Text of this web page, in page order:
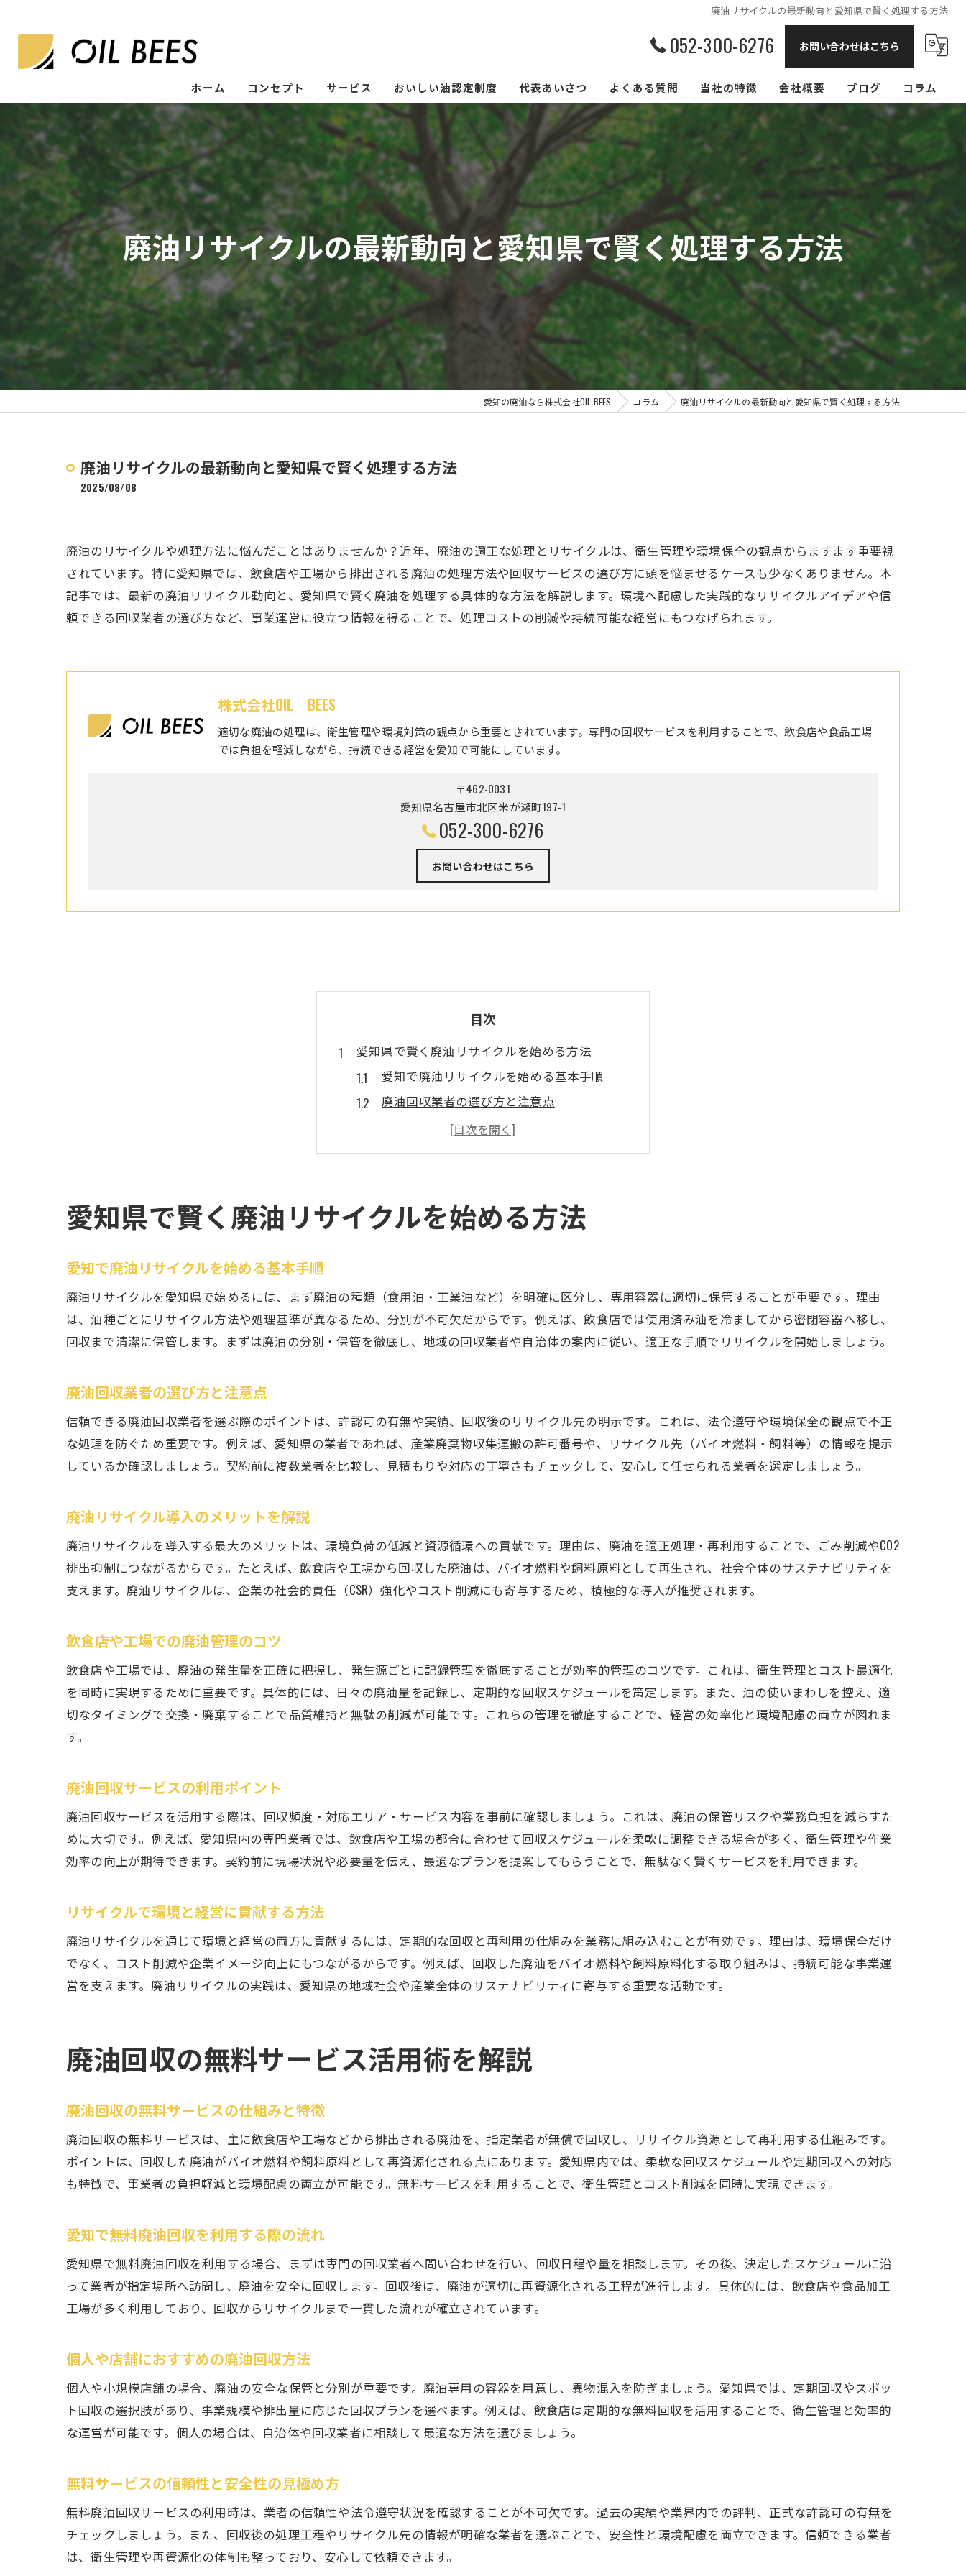
廃油リサイクルの最新動向と愛知県で賢く処理する方法
052-300-6276 お問い合わせはこちら
ホーム コンセプト サービス おいしい油認定制度 代表あいさつ よくある質問 当社の特徴
リサイクル
回収
買取
大阪
会社概要 ブログ コラム
廃油リサイクルの最新動向と愛知県で賢く処理する方法
愛知の廃油なら株式会社OIL BEES コラム 廃油リサイクルの最新動向と愛知県で賢く処理する方法
廃油リサイクルの最新動向と愛知県で賢く処理する方法
2025/08/08
廃油のリサイクルや処理方法に悩んだことはありませんか？近年、廃油の適正な処理とリサイクルは、衛生管理や環境保全の観点からますます重要視
されています。特に愛知県では、飲食店や工場から排出される廃油の処理方法や回収サービスの選び方に頭を悩ませるケースも少なくありません。本
記事では、最新の廃油リサイクル動向と、愛知県で賢く廃油を処理する具体的な方法を解説します。環境へ配慮した実践的なリサイクルアイデアや信
頼できる回収業者の選び方など、事業運営に役立つ情報を得ることで、処理コストの削減や持続可能な経営にもつなげられます。
株式会社OIL BEES
適切な廃油の処理は、衛生管理や環境対策の観点から重要とされています。専門の回収サービスを利用することで、飲食店や食品工場
では負担を軽減しながら、持続できる経営を愛知で可能にしています。
〒462-0031
愛知県名古屋市北区米が瀬町197-1
052-300-6276
お問い合わせはこちら
目次
愛知県で賢く廃油リサイクルを始める方法
愛知で廃油リサイクルを始める基本手順
廃油回収業者の選び方と注意点
廃油リサイクル導入のメリットを解説
飲食店や工場での廃油管理のコツ
リサイクルで環境と経営に貢献する方法
廃油回収の無料サービス活用術を解説
個人や店舗におすすめの廃油回収方法
無料サービスの信頼性と安全性の見極め方
廃油回収を無料で依頼する際の注意点
廃油リサイクルが環境保全に与える影響
SDGsにもつながる廃油リサイクルの現状
廃油リサイクルの最新動向と導入事例
愛知で広がる廃油リサイクルの取り組み
エンジンオイルも対応可能な廃油回収術
エンジンオイル廃油回収業者の選び方
自動車整備時の廃油処理で気をつける点
業者選びで確認すべき廃油回収実績
廃油処理の安全性と適正管理の重要性
個人でもできる愛知の廃油リサイクル実践法
家庭でできる廃油リサイクルの基本知識
個人でも簡単な廃油回収のやり方を紹介
廃油を持ち込み回収する際の注意点
廃油回収料金を抑えるための選び方
無料サービスと有料回収の費用比較
廃油買取や割引を活用した節約術
費用面で安心できる廃油回収の選択法
廃油リサイクルで持続可能な経営を目指そう
廃油リサイクル導入で経営効率を高める
廃油リサイクルで企業価値を向上させる
環境配慮経営の実践と廃油リサイクル推進
廃油リサイクルでSDGs達成に貢献する方法
愛知県で賢く廃油リサイクルを始める方法
愛知で廃油リサイクルを始める基本手順
廃油リサイクルを愛知県で始めるには、まず廃油の種類（食用油・工業油など）を明確に区分し、専用容器に適切に保管することが重要です。理由
は、油種ごとにリサイクル方法や処理基準が異なるため、分別が不可欠だからです。例えば、飲食店では使用済み油を冷ましてから密閉容器へ移し、
回収まで清潔に保管します。まずは廃油の分別・保管を徹底し、地域の回収業者や自治体の案内に従い、適正な手順でリサイクルを開始しましょう。
廃油回収業者の選び方と注意点
信頼できる廃油回収業者を選ぶ際のポイントは、許認可の有無や実績、回収後のリサイクル先の明示です。これは、法令遵守や環境保全の観点で不正
な処理を防ぐため重要です。例えば、愛知県の業者であれば、産業廃棄物収集運搬の許可番号や、リサイクル先（バイオ燃料・飼料等）の情報を提示
しているか確認しましょう。契約前に複数業者を比較し、見積もりや対応の丁寧さもチェックして、安心して任せられる業者を選定しましょう。
廃油リサイクル導入のメリットを解説
廃油リサイクルを導入する最大のメリットは、環境負荷の低減と資源循環への貢献です。理由は、廃油を適正処理・再利用することで、ごみ削減やCO2
排出抑制につながるからです。たとえば、飲食店や工場から回収した廃油は、バイオ燃料や飼料原料として再生され、社会全体のサステナビリティを
支えます。廃油リサイクルは、企業の社会的責任（CSR）強化やコスト削減にも寄与するため、積極的な導入が推奨されます。
飲食店や工場での廃油管理のコツ
飲食店や工場では、廃油の発生量を正確に把握し、発生源ごとに記録管理を徹底することが効率的管理のコツです。これは、衛生管理とコスト最適化
を同時に実現するために重要です。具体的には、日々の廃油量を記録し、定期的な回収スケジュールを策定します。また、油の使いまわしを控え、適
切なタイミングで交換・廃棄することで品質維持と無駄の削減が可能です。これらの管理を徹底することで、経営の効率化と環境配慮の両立が図れま
す。
廃油回収サービスの利用ポイント
廃油回収サービスを活用する際は、回収頻度・対応エリア・サービス内容を事前に確認しましょう。これは、廃油の保管リスクや業務負担を減らすた
めに大切です。例えば、愛知県内の専門業者では、飲食店や工場の都合に合わせて回収スケジュールを柔軟に調整できる場合が多く、衛生管理や作業
効率の向上が期待できます。契約前に現場状況や必要量を伝え、最適なプランを提案してもらうことで、無駄なく賢くサービスを利用できます。
リサイクルで環境と経営に貢献する方法
廃油リサイクルを通じて環境と経営の両方に貢献するには、定期的な回収と再利用の仕組みを業務に組み込むことが有効です。理由は、環境保全だけ
でなく、コスト削減や企業イメージ向上にもつながるからです。例えば、回収した廃油をバイオ燃料や飼料原料化する取り組みは、持続可能な事業運
営を支えます。廃油リサイクルの実践は、愛知県の地域社会や産業全体のサステナビリティに寄与する重要な活動です。
廃油回収の無料サービス活用術を解説
廃油回収の無料サービスの仕組みと特徴
廃油回収の無料サービスは、主に飲食店や工場などから排出される廃油を、指定業者が無償で回収し、リサイクル資源として再利用する仕組みです。
ポイントは、回収した廃油がバイオ燃料や飼料原料として再資源化される点にあります。愛知県内では、柔軟な回収スケジュールや定期回収への対応
も特徴で、事業者の負担軽減と環境配慮の両立が可能です。無料サービスを利用することで、衛生管理とコスト削減を同時に実現できます。
愛知で無料廃油回収を利用する際の流れ
愛知県で無料廃油回収を利用する場合、まずは専門の回収業者へ問い合わせを行い、回収日程や量を相談します。その後、決定したスケジュールに沿
って業者が指定場所へ訪問し、廃油を安全に回収します。回収後は、廃油が適切に再資源化される工程が進行します。具体的には、飲食店や食品加工
工場が多く利用しており、回収からリサイクルまで一貫した流れが確立されています。
個人や店舗におすすめの廃油回収方法
個人や小規模店舗の場合、廃油の安全な保管と分別が重要です。廃油専用の容器を用意し、異物混入を防ぎましょう。愛知県では、定期回収やスポッ
ト回収の選択肢があり、事業規模や排出量に応じた回収プランを選べます。例えば、飲食店は定期的な無料回収を活用することで、衛生管理と効率的
な運営が可能です。個人の場合は、自治体や回収業者に相談して最適な方法を選びましょう。
無料サービスの信頼性と安全性の見極め方
無料廃油回収サービスの利用時は、業者の信頼性や法令遵守状況を確認することが不可欠です。過去の実績や業界内での評判、正式な許認可の有無を
チェックしましょう。また、回収後の処理工程やリサイクル先の情報が明確な業者を選ぶことで、安全性と環境配慮を両立できます。信頼できる業者
は、衛生管理や再資源化の体制も整っており、安心して依頼できます。